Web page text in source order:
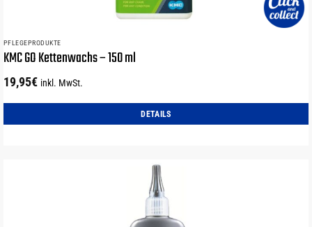
PFLEGEPRODUKTE
KMC GO Kettenwachs – 150 ml
19,95€ inkl. MwSt.
DETAILS